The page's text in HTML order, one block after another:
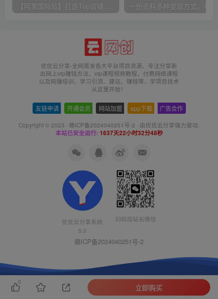
优优云分享-全网首发各大平台项目资源、专注分享新
出网上vip赚钱方法、vip课程视频教程、付费网络课程
以及网赚培训，学习引流、建站、赚钱等，学项目技术
从这里开始！
友链申请 开通会员 网站加盟 app下载 广告合作
Copyright © 2023 · 赣ICP备2024040251号-2 · 由优优云分享强力驱动.
本站已安全运行: 1637天22小时32分49秒
优优云分享系统
5.0
扫码加站长微信
赣ICP备2024040251号-2
0
立即购买